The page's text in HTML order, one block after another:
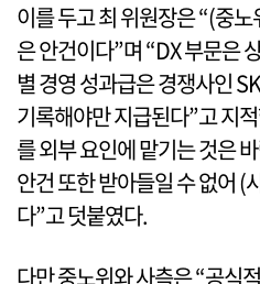
이를 두고 최 위원장은 “(중
은 안건이다”며 “DX 부문은
별 경영 성과급은 경쟁사인
기록해야만 지급된다”고 지
를 외부 요인에 맡기는 것은
안건 또한 받아들일 수 없어 (
다”고 덧붙였다.
다만 중노위와 사측은 “공식